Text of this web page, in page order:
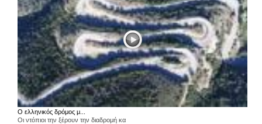
Ο ελληνικός δρόμος μ...
Οι ντόπιοι την ξέρουν την διαδρομή κα